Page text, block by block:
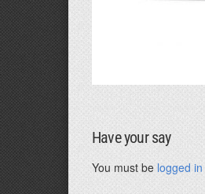
Have your say
You must be logged in